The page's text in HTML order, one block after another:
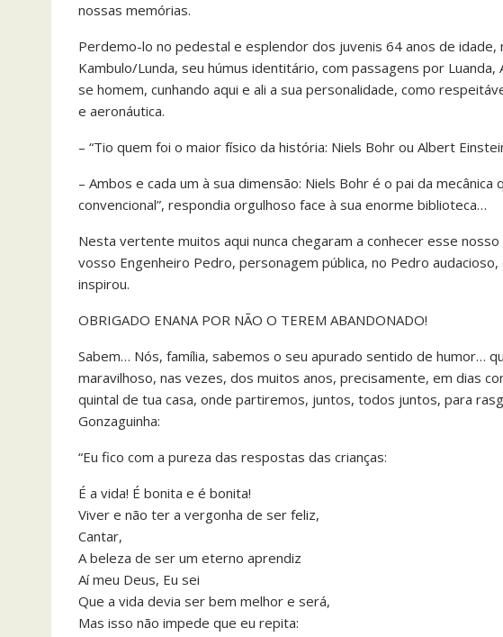
nossas memórias.
Perdemo-lo no pedestal e esplendor dos juvenis 64 anos de
Kambulo/Lunda, seu húmus identitário, com passagens por
se homem, cunhando aqui e ali a sua personalidade, como
e aeronáutica.
– “Tio quem foi o maior físico da história: Niels Bohr ou Albert
– Ambos e cada um à sua dimensão: Niels Bohr é o pai da
convencional”, respondia orgulhoso face à sua enorme biblioteca…
Nesta vertente muitos aqui nunca chegaram a conhecer esse
vosso Engenheiro Pedro, personagem pública, no Pedro
inspirou.
OBRIGADO ENANA POR NÃO O TEREM ABANDONADO!
Sabem… Nós, família, sabemos o seu apurado sentido de humor…
maravilhoso, nas vezes, dos muitos anos, precisamente, em dias
quintal de tua casa, onde partiremos, juntos, todos juntos, para
Gonzaguinha:
“Eu fico com a pureza das respostas das crianças:
É a vida! É bonita e é bonita!
Viver e não ter a vergonha de ser feliz,
Cantar,
A beleza de ser um eterno aprendiz
Aí meu Deus, Eu sei
Que a vida devia ser bem melhor e será,
Mas isso não impede que eu repita: